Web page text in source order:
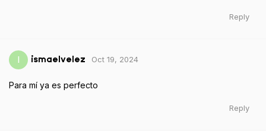
Reply
I ismaelvelez Oct 19, 2024
Para mí ya es perfecto
Reply